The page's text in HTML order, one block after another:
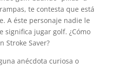
te contesta que está
A éste personaje nadie le
significa jugar golf. ¿Cómo
Stroke Saver?
anécdota curiosa o